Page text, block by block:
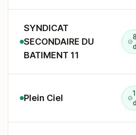
SYNDICAT
SECONDAIRE DU
BATIMENT 11
Plein Ciel